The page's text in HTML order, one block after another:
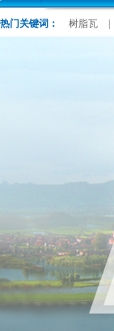
热门关键词： 树脂瓦